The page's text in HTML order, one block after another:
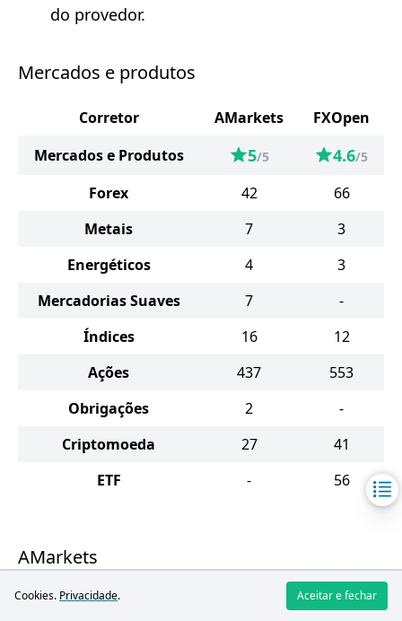
do provedor.
Mercados e produtos
Corretor AMarkets
FXOpen
Mercados e Produtos
5/5 4.6/5
Forex 42
66
Metais
7
3
Energéticos
4
3
Mercadorias Suaves
7
-
Índices
16
12
Ações
437
553
Obrigações
2
-
Criptomoeda
27
41
ETF
- 56
AMarkets
O corretor oferece uma ampla variedade de
Cookies. Privacidade. Aceitar e fechar